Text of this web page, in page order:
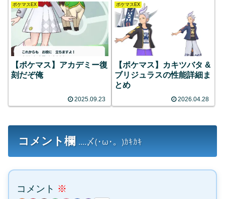
ポケマスEX
【ポケマス】アカデミー復
刻だぞ俺
2025.09.23
ポケマスEX
【ポケマス】カキツバタ &
ブリジュラスの性能詳細ま
とめ
2026.04.28
コメント欄 ....〆(･ω･。)ｶｷｶｷ
コメント ※